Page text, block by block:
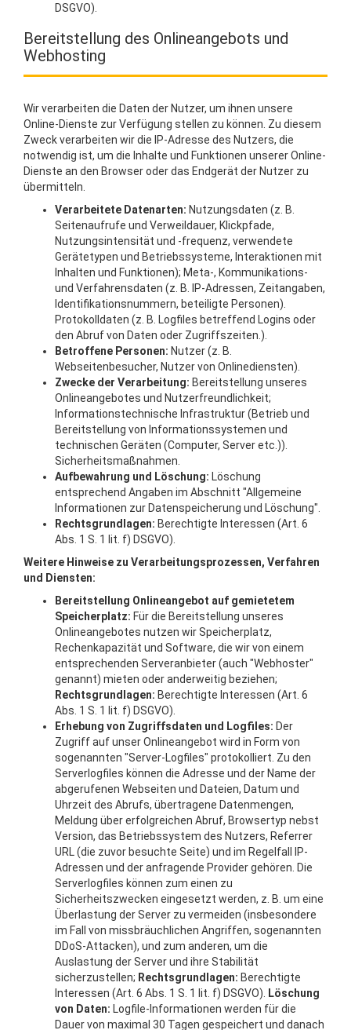
DSGVO).
Bereitstellung des Onlineangebots und
Webhosting
Wir verarbeiten die Daten der Nutzer, um ihnen unsere
Online-Dienste zur Verfügung stellen zu können. Zu diesem
Zweck verarbeiten wir die IP-Adresse des Nutzers, die
notwendig ist, um die Inhalte und Funktionen unserer Online-
Dienste an den Browser oder das Endgerät der Nutzer zu
übermitteln.
Verarbeitete Datenarten: Nutzungsdaten (z. B.
Seitenaufrufe und Verweildauer, Klickpfade,
Nutzungsintensität und -frequenz, verwendete
Gerätetypen und Betriebssysteme, Interaktionen mit
Inhalten und Funktionen); Meta-, Kommunikations-
und Verfahrensdaten (z. B. IP-Adressen, Zeitangaben,
Identifikationsnummern, beteiligte Personen).
Protokolldaten (z. B. Logfiles betreffend Logins oder
den Abruf von Daten oder Zugriffszeiten.).
Betroffene Personen: Nutzer (z. B.
Webseitenbesucher, Nutzer von Onlinediensten).
Zwecke der Verarbeitung: Bereitstellung unseres
Onlineangebotes und Nutzerfreundlichkeit;
Informationstechnische Infrastruktur (Betrieb und
Bereitstellung von Informationssystemen und
technischen Geräten (Computer, Server etc.)).
Sicherheitsmaßnahmen.
Aufbewahrung und Löschung: Löschung
entsprechend Angaben im Abschnitt "Allgemeine
Informationen zur Datenspeicherung und Löschung".
Rechtsgrundlagen: Berechtigte Interessen (Art. 6
Abs. 1 S. 1 lit. f) DSGVO).
Weitere Hinweise zu Verarbeitungsprozessen, Verfahren
und Diensten:
Bereitstellung Onlineangebot auf gemietetem
Speicherplatz: Für die Bereitstellung unseres
Onlineangebotes nutzen wir Speicherplatz,
Rechenkapazität und Software, die wir von einem
entsprechenden Serveranbieter (auch "Webhoster"
genannt) mieten oder anderweitig beziehen;
Rechtsgrundlagen: Berechtigte Interessen (Art. 6
Abs. 1 S. 1 lit. f) DSGVO).
Erhebung von Zugriffsdaten und Logfiles: Der
Zugriff auf unser Onlineangebot wird in Form von
sogenannten "Server-Logfiles" protokolliert. Zu den
Serverlogfiles können die Adresse und der Name der
abgerufenen Webseiten und Dateien, Datum und
Uhrzeit des Abrufs, übertragene Datenmengen,
Meldung über erfolgreichen Abruf, Browsertyp nebst
Version, das Betriebssystem des Nutzers, Referrer
URL (die zuvor besuchte Seite) und im Regelfall IP-
Adressen und der anfragende Provider gehören. Die
Serverlogfiles können zum einen zu
Sicherheitszwecken eingesetzt werden, z. B. um eine
Überlastung der Server zu vermeiden (insbesondere
im Fall von missbräuchlichen Angriffen, sogenannten
DDoS-Attacken), und zum anderen, um die
Auslastung der Server und ihre Stabilität
sicherzustellen; Rechtsgrundlagen: Berechtigte
Interessen (Art. 6 Abs. 1 S. 1 lit. f) DSGVO).
Löschung
von Daten: Logfile-Informationen werden für die
Dauer von maximal 30 Tagen gespeichert und danach